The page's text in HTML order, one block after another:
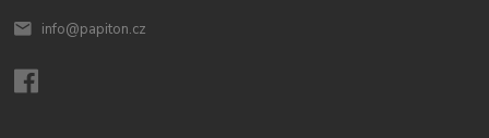
info@papiton.cz